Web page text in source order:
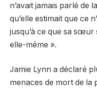
n’avait jamais parlé de
qu’elle estimait que ce
jusqu’à ce que sa
elle-même ».
Jamie Lynn a déclaré
menaces de mort de